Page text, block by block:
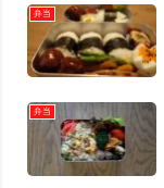
弁当
弁当